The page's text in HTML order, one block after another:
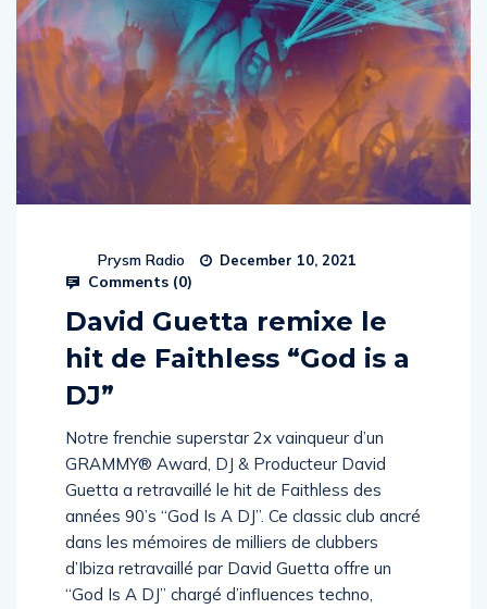
Prysm Radio December 10, 2021
Comments (0)
David Guetta remixe le
hit de Faithless “God is a
DJ”
Notre frenchie superstar 2x vainqueur d’un
GRAMMY® Award, DJ & Producteur David
Guetta a retravaillé le hit de Faithless des
années 90’s “God Is A DJ”. Ce classic club ancré
dans les mémoires de milliers de clubbers
d’Ibiza retravaillé par David Guetta offre un
“God Is A DJ” chargé d’influences techno,